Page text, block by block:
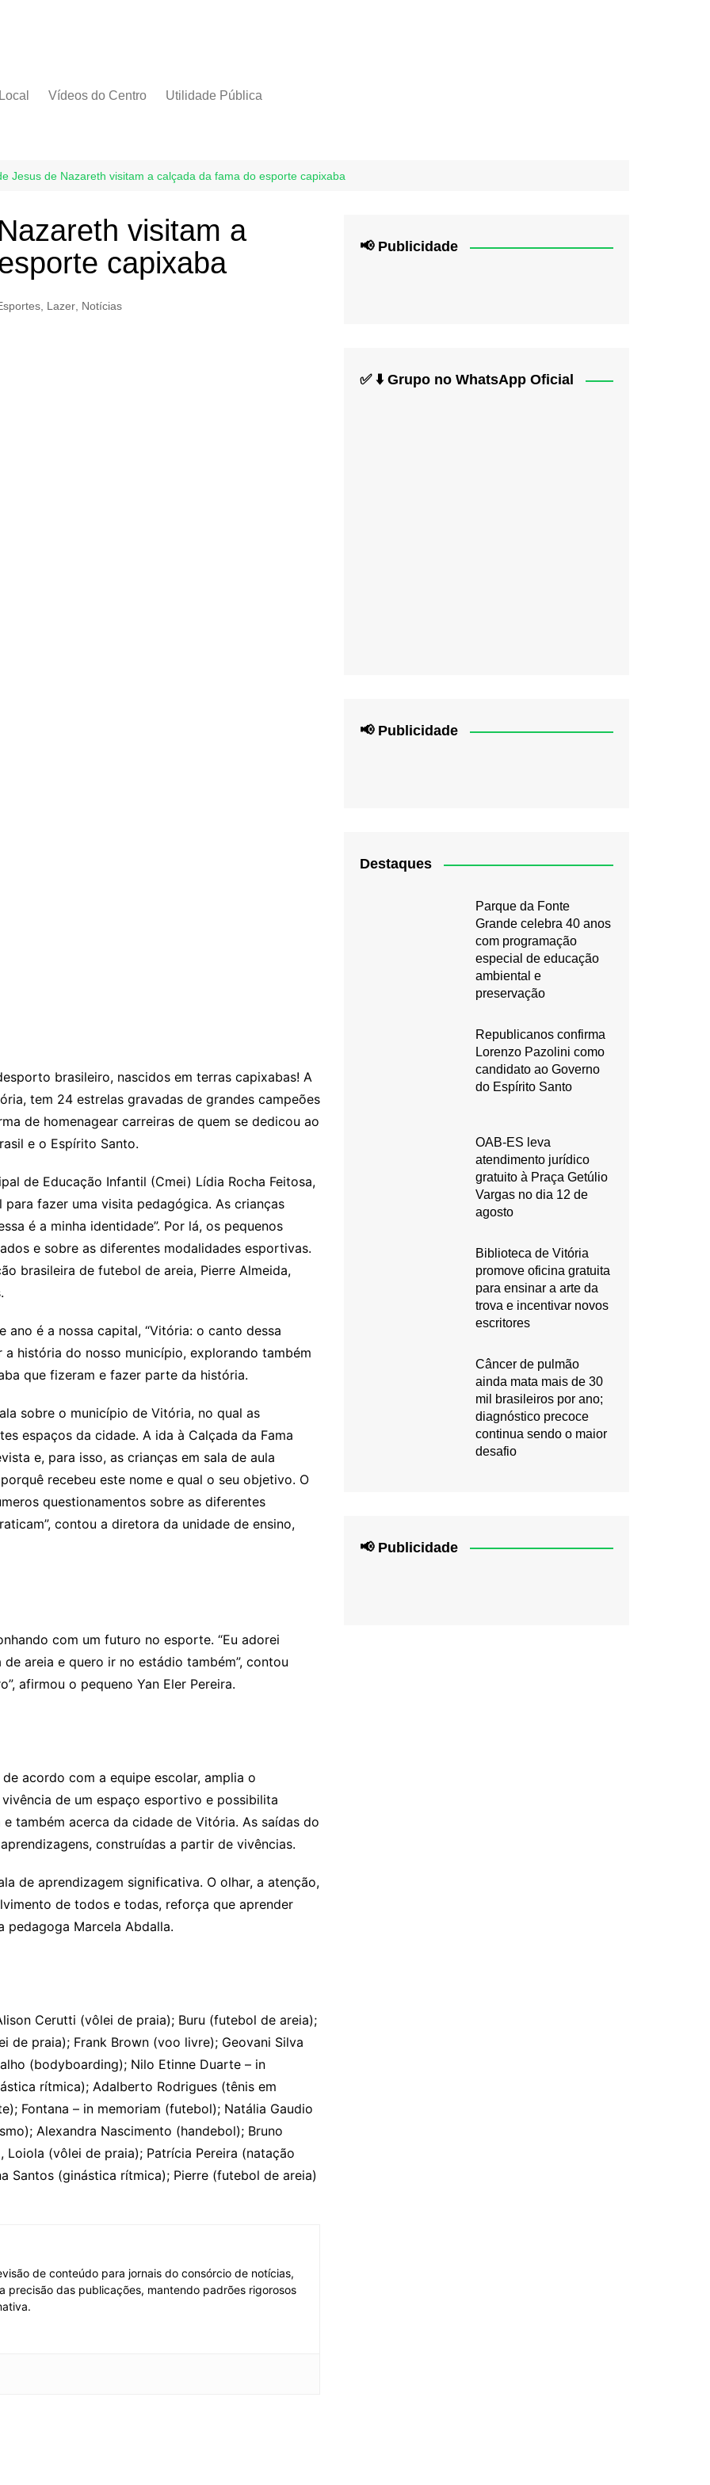
Vídeos do Centro Utilidade Pública
Jesus de Nazareth visitam a calçada da fama do esporte capixaba
visitam a
capixaba
Lazer Notícias
brasileiro, nascidos em terras capixabas! A
tem 24 estrelas gravadas de grandes campeões
de homenagear carreiras de quem se dedicou ao
e o Espírito Santo.
de Educação Infantil (Cmei) Lídia Rocha Feitosa,
fazer uma visita pedagógica. As crianças
é a minha identidade”. Por lá, os pequenos
e sobre as diferentes modalidades esportivas.
brasileira de futebol de areia, Pierre Almeida,
ano é a nossa capital, “Vitória: o canto dessa
a história do nosso município, explorando também
que fizeram e fazer parte da história.
sobre o município de Vitória, no qual as
espaços da cidade. A ida à Calçada da Fama
e, para isso, as crianças em sala de aula
recebeu este nome e qual o seu objetivo. O
questionamentos sobre as diferentes
contou a diretora da unidade de ensino,
com um futuro no esporte. “Eu adorei
areia e quero ir no estádio também”, contou
afirmou o pequeno Yan Eler Pereira.
acordo com a equipe escolar, amplia o
de um espaço esportivo e possibilita
também acerca da cidade de Vitória. As saídas do
construídas a partir de vivências.
de aprendizagem significativa. O olhar, a atenção,
de todos e todas, reforça que aprender
pedagoga Marcela Abdalla.
Cerutti (vôlei de praia); Buru (futebol de areia);
de praia); Frank Brown (voo livre); Geovani Silva
(bodyboarding); Nilo Etinne Duarte – in
rítmica); Adalberto Rodrigues (tênis em
Fontana – in memoriam (futebol); Natália Gaudio
Alexandra Nascimento (handebol); Bruno
(vôlei de praia); Patrícia Pereira (natação
Santos (ginástica rítmica); Pierre (futebol de areia)
de conteúdo para jornais do consórcio de notícias,
precisão das publicações, mantendo padrões rigorosos
📢 Publicidade
✅ ⬇️ Grupo no WhatsApp Oficial
📢 Publicidade
Destaques
Parque da Fonte
Grande celebra 40 anos
com programação
especial de educação
ambiental e
preservação
Republicanos confirma
Lorenzo Pazolini como
candidato ao Governo
do Espírito Santo
OAB-ES leva
atendimento jurídico
gratuito à Praça Getúlio
Vargas no dia 12 de
agosto
Biblioteca de Vitória
promove oficina gratuita
para ensinar a arte da
trova e incentivar novos
escritores
Câncer de pulmão
ainda mata mais de 30
mil brasileiros por ano;
diagnóstico precoce
continua sendo o maior
desafio
📢 Publicidade